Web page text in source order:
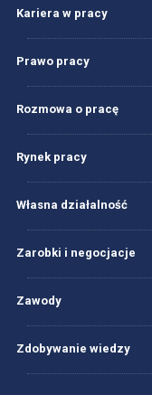
Kariera w pracy
Prawo pracy
Rozmowa o pracę
Rynek pracy
Własna działalność
Zarobki i negocjacje
Zawody
Zdobywanie wiedzy